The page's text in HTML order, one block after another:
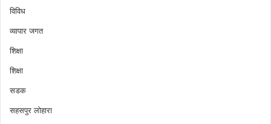
विविध
व्यापार जगत
शिक्षा
शिक्षा
सडक
सहसपुर लोहारा